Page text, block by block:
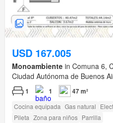
USD 167.005
Monoambiente in Comuna 6,
Ciudad Autónoma de Buenos
1 1 47 m²
Cocina equipada Gas natural
Pileta Zona para niños Parrilla